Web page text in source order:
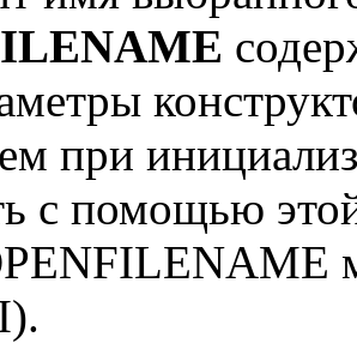
при
с помощью